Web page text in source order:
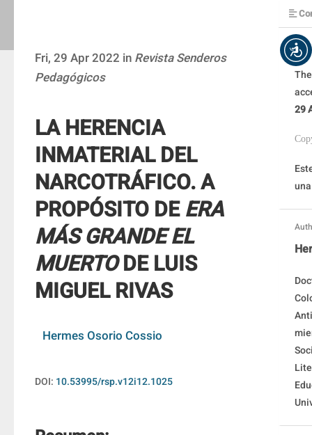
Fri, 29 Apr 2022 in Revista Senderos
Pedagógicos
LA HERENCIA
INMATERIAL DEL
NARCOTRÁFICO. A
PROPÓSITO DEERA
MÁS GRANDE EL
MUERTODE LUIS
MIGUEL RIVAS
Hermes Osorio Cossio
DOI: 10.53995/rsp.v12i12.1025
29